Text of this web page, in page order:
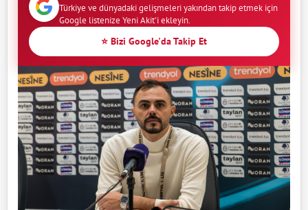
Türkiye ve dünyadaki gelişmeleri yakından takip etmek için
Google listenize Yeni Akit'i ekleyin.
⭐ Bizi Google'da Takip Et